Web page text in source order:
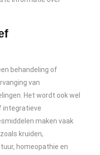
behandeling of
van
Het wordt ook wel
integratieve
maken vaak
kruiden,
homeopathie en